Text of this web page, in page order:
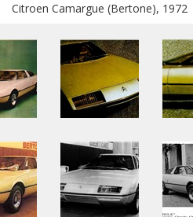
Citroen Camargue (Bertone), 1972